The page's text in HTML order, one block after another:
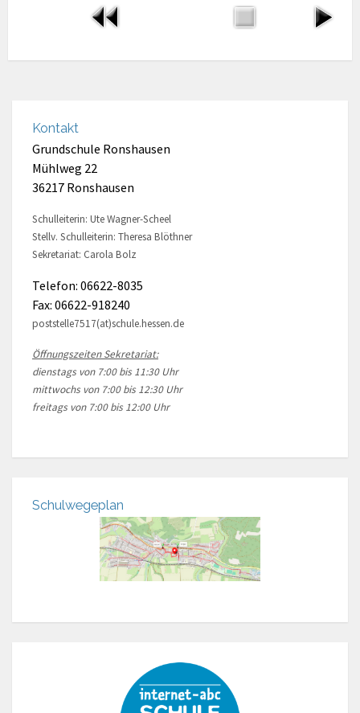
Kontakt
Grundschule Ronshausen
Mühlweg 22
36217 Ronshausen
Schulleiterin: Ute Wagner-Scheel
Stellv. Schulleiterin: Theresa Blöthner
Sekretariat: Carola Bolz
Telefon: 06622-8035
Fax: 06622-918240
poststelle7517(at)schule.hessen.de
Öffnungszeiten Sekretariat:
dienstags von 7:00 bis 11:30 Uhr
mittwochs von 7:00 bis 12:30 Uhr
freitags von 7:00 bis 12:00 Uhr
Schulwegeplan